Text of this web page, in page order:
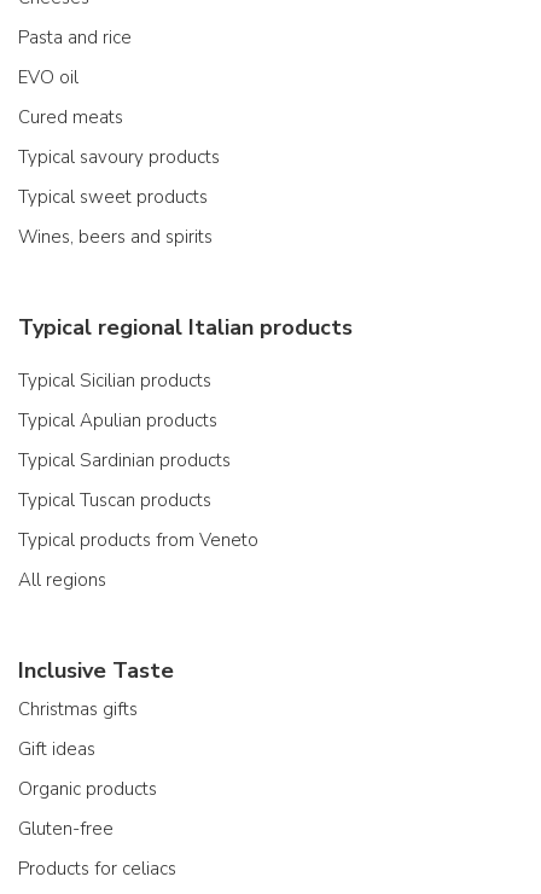
Pasta and rice
EVO oil
Cured meats
Typical savoury products
Typical sweet products
Wines, beers and spirits
Typical regional Italian products
Typical Sicilian products
Typical Apulian products
Typical Sardinian products
Typical Tuscan products
Typical products from Veneto
All regions
Inclusive Taste
Christmas gifts
Gift ideas
Organic products
Gluten-free
Products for celiacs